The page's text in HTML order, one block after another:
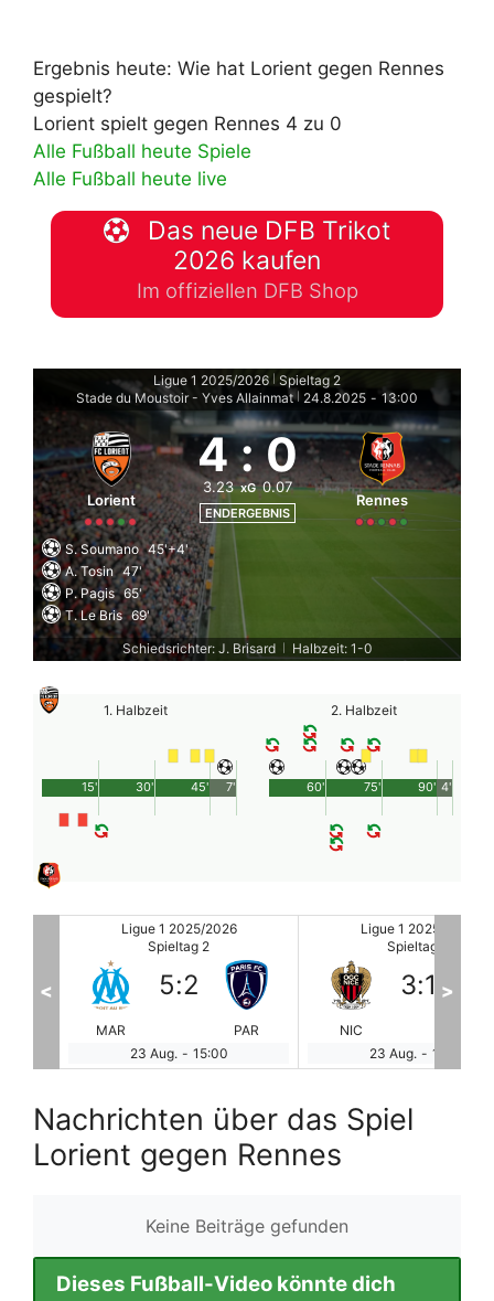
Ergebnis heute: Wie hat Lorient gegen Rennes
gespielt?
Lorient spielt gegen Rennes 4 zu 0
Alle Fußball heute Spiele
Alle Fußball heute live
Das neue DFB Trikot
2026 kaufen
Im offiziellen DFB Shop
Ligue 1 2025/2026 Spieltag 2
Stade du Moustoir - Yves Allainmat
24.8.2025 - 13:00
Lorient
4 :0
3.23 xG 0.07
ENDERGEBNIS
Rennes
S. Soumano 45'+4'
A. Tosin 47'
P. Pagis 65'
T. Le Bris 69'
Schiedsrichter: J. Brisard
Halbzeit: 1-0
1. Halbzeit
45'
15' 30' 7'
2. Halbzeit
90'
60' 75' 4'
Ligue 1 2025/2026
Spieltag 2
NIC
3:1
AUX
23 Aug. - 17:00
Ligue 1 2025/2026
Spieltag 2
LYO
3:0
23 Aug. - 19:05
< >
Nachrichten über das Spiel
Lorient gegen Rennes
Keine Beiträge gefunden
Dieses Fußball-Video könnte dich